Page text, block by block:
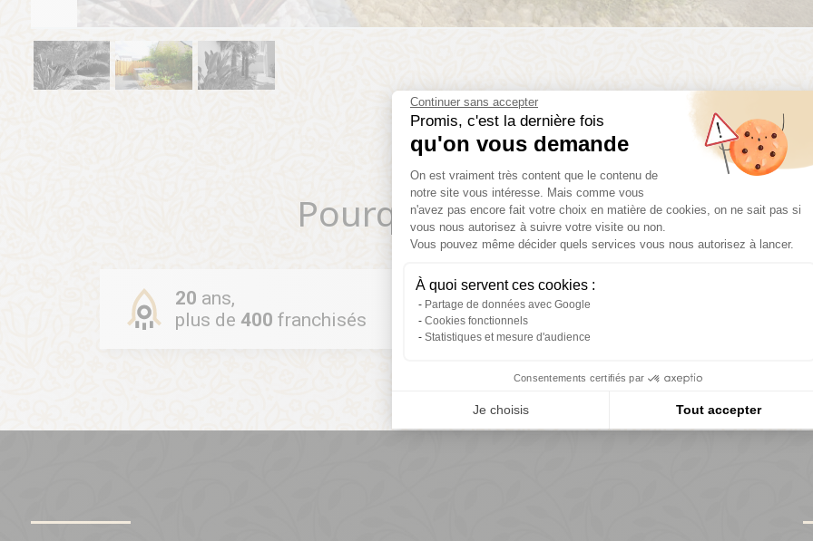
Continuer sans accepter
Promis, c'est la dernière fois
qu'on vous demande
Plateforme de Gestion du
On est vraiment très content que le contenu de
notre site vous intéresse. Mais comme vous
n'avez pas encore fait votre choix en matière de cookies, on ne sait pas si
vous nous autorisez à suivre votre visite ou non.
Vous pouvez même décider quels services vous nous autorisez à lancer.
À quoi servent ces cookies :
Partage de données avec Google
Cookies fonctionnels
Statistiques et mesure d'audience
Consentements certifiés par
Je choisis Tout accepter
Pourquoirejoindre Daniel
20 ans,
plus de 400 franchisés
98% de
réussite